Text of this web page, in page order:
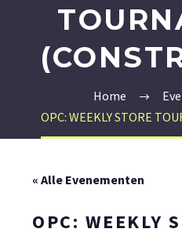
Home
OPC: WEEKLY STORE
« Alle Evenementen
OPC: WEEKLY